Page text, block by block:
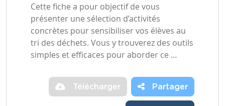
Cette fiche a pour objectif de vous
présenter une sélection d’activités
concrètes pour sensibiliser vos élèves au
tri des déchets. Vous y trouverez des outils
simples et efficaces pour aborder ce …
Télécharger Partager